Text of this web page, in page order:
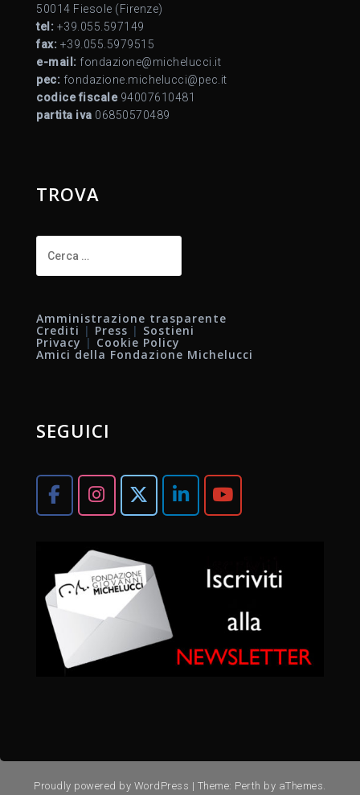
50014 Fiesole (Firenze)
tel: +39.055.597149
fax: +39.055.5979515
e-mail: fondazione@michelucci.it
pec: fondazione.michelucci@pec.it
codice fiscale94007610481
partita iva 06850570489
TROVA
per:
Amministrazione trasparente
Crediti | Press | Sostieni
Privacy | Cookie Policy
Amici della Fondazione Michelucci
SEGUICI
Proudly powered by WordPress | Theme: Perth by aThemes.